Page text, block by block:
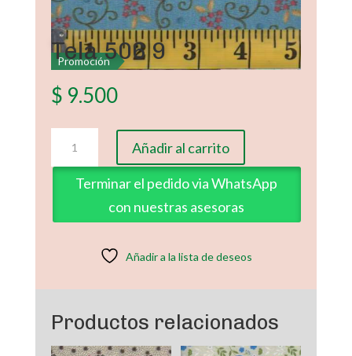
Promoción
Tela 506 9
$ 9.500
9
cantidad
Añadir al carrito
Terminar el pedido via WhatsApp
con nuestras asesoras
Añadir a la lista de deseos
Productos relacionados